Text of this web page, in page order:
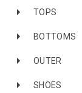
TOPS
BOTTOMS
OUTER
SHOES